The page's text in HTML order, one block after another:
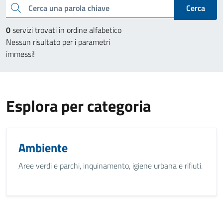
Cerca una parola chiave
Cerca
0servizi trovati in ordine alfabetico
Nessun risultato per i parametri
immessi!
Esplora per categoria
Ambiente
Aree verdi e parchi, inquinamento, igiene urbana e rifiuti.